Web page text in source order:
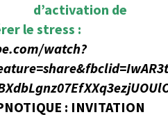
d’activation de
le stress :
watch?
: INVITATION